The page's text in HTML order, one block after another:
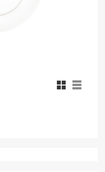
Rutnätsvy
Listvy